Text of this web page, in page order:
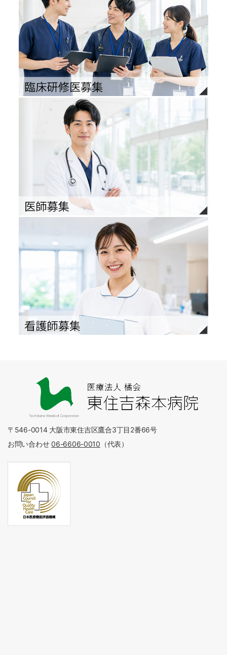
〒546-0014 大阪市東住吉区鷹合3丁目2番66号
お問い合わせ06-6606-0010 （代表）